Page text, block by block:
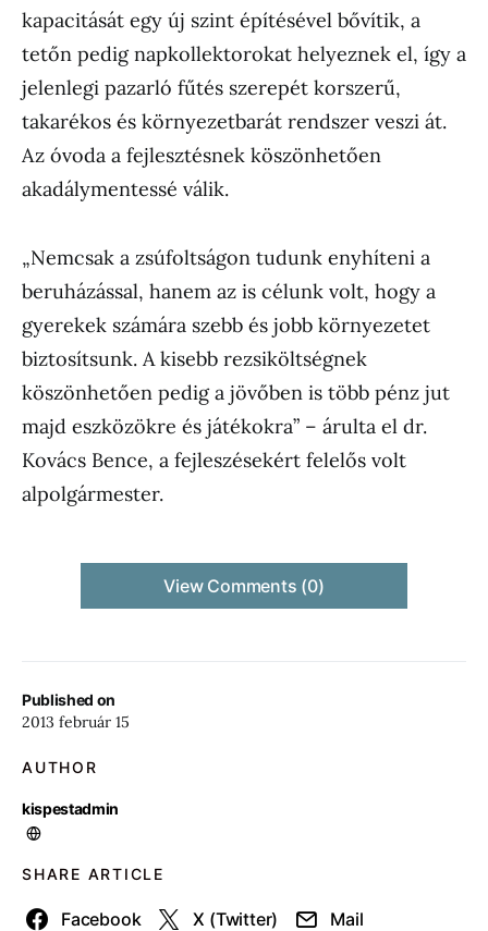
Published on
2013 február 15
AUTHOR
kispestadmin
SHARE ARTICLE
Facebook X (Twitter) Mail
kapacitását egy új szint építésével bővítik, a
tetőn pedig napkollektorokat helyeznek el, így a
jelenlegi pazarló fűtés szerepét korszerű,
takarékos és környezetbarát rendszer veszi át.
Az óvoda a fejlesztésnek köszönhetően
akadálymentessé válik.
„Nemcsak a zsúfoltságon tudunk enyhíteni a
beruházással, hanem az is célunk volt, hogy a
gyerekek számára szebb és jobb környezetet
biztosítsunk. A kisebb rezsiköltségnek
köszönhetően pedig a jövőben is több pénz jut
majd eszközökre és játékokra” – árulta el dr.
Kovács Bence, a fejleszésekért felelős volt
alpolgármester.
View Comments (0)